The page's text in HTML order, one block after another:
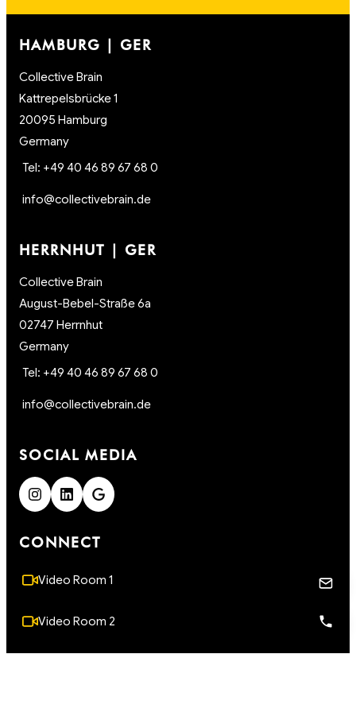
HAMBURG | GER
Collective Brain
Kattrepelsbrücke 1
20095 Hamburg
Germany
Tel: +49 40 46 89 67 68 0
info@collectivebrain.de
HERRNHUT | GER
Collective Brain
August-Bebel-Straße 6a
02747 Herrnhut
Germany
Tel: +49 40 46 89 67 68 0
info@collectivebrain.de
SOCIAL MEDIA
CONNECT
Video Room 1
Video Room 2